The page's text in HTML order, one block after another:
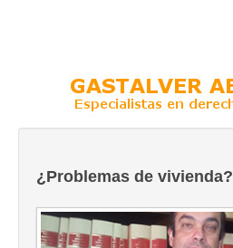
¿Problemas de vivienda?